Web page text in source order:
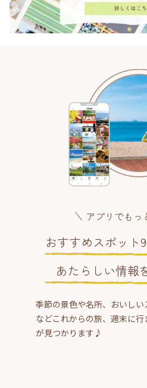
アプリでもっ
おすすめスポット
あたらしい情報
季節の景色や名所、おいし
などこれからの旅、週末に
が見つかります♪